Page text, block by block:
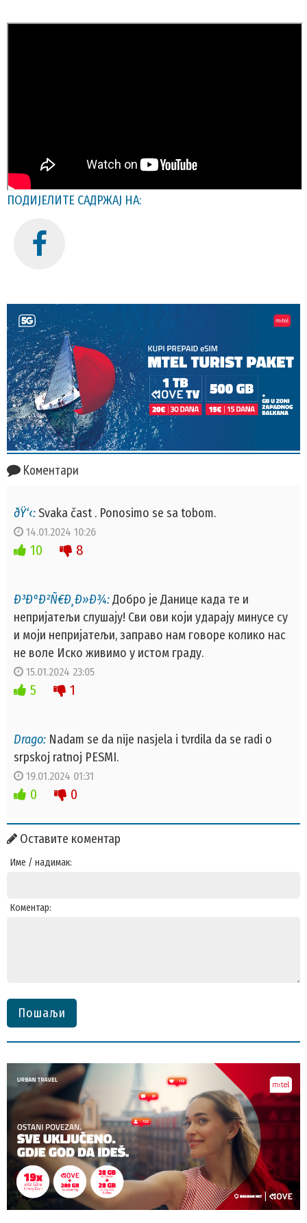
ПОДИЈЕЛИТЕ САДРЖАЈ НА:
Коментари
ðŸ‘‹:Svaka čast . Ponosimo se sa tobom.
14.01.2024 10:26
10 8
Ð³Ð°Ð²Ñ€Ð¸Ð»Ð¾:Добро је Данице када те и
непријатељи слушају! Сви ови који ударају минусе су
и моји непријатељи, заправо нам говоре колико нас
не воле Иско живимо у истом граду.
15.01.2024 23:05
5 1
Drago: Nadam se da nije nasjela i tvrdila da se radi o
srpskoj ratnoj PESMI.
19.01.2024 01:31
0 0
Оставите коментар
Име / надимак:
Коментар:
Пошаљи